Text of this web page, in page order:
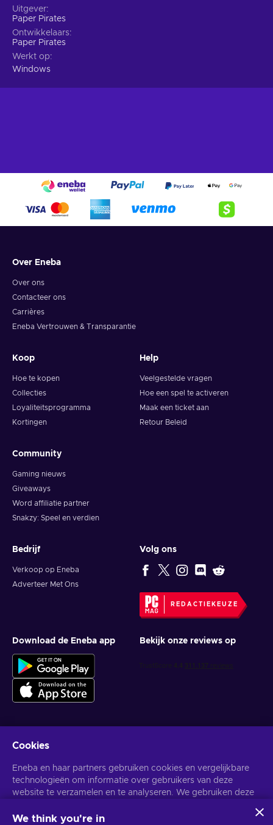
Uitgever
Paper Pirates
Ontwikkelaars
Paper Pirates
Werkt op
Windows
Over Eneba
Over ons
Contacteer ons
Carrières
Eneba Vertrouwen & Transparantie
Koop
Hoe te kopen
Collecties
Loyaliteitsprogramma
Kortingen
Help
Veelgestelde vragen
Hoe een spel te activeren
Maak een ticket aan
Retour Beleid
Community
Gaming nieuws
Giveaways
Word affiliatie partner
Snakzy: Speel en verdien
Bedrijf
Verkoop op Eneba
Adverteer Met Ons
Volg ons
REDACTIEKEUZE
Download de Eneba app Bekijk onze reviews op
Krijg gepersonaliseerde gameaanbiedingen
Abonneer
U kunt zich op elk gewenst moment afmelden. Bezoek dePrivacy
Cookies
Eneba en haar partners gebruiken cookies en vergelijkbare
technologieën om informatie over gebruikers van deze
website te verzamelen en te analyseren. We gebruiken deze
de site te verbeteren. Uw persoonlijke gegevens kunnen ook
We think you're in